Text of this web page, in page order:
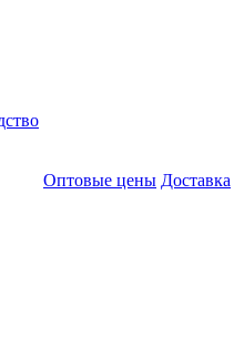
Оптовые цены Доставка